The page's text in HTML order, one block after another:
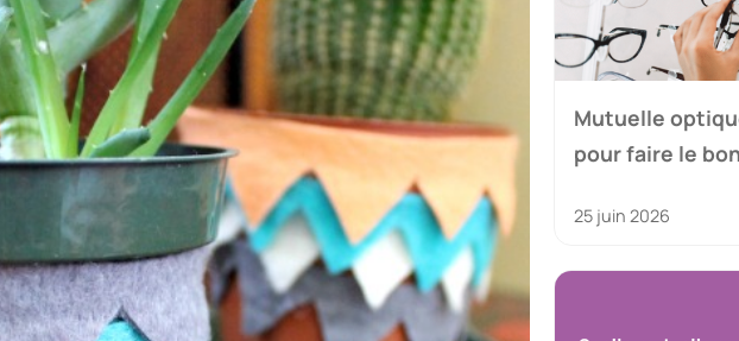
Mutuelle
pour faire le
25 juin 2026